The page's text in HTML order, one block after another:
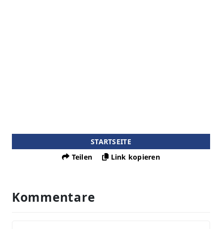
STARTSEITE
Teilen
Link kopieren
Kommentare